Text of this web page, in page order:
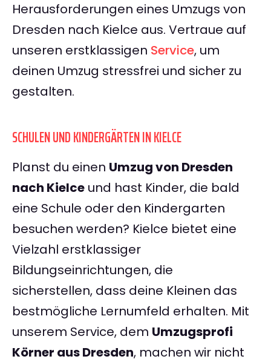
Herausforderungen eines Umzugs von
Dresden nach Kielce aus. Vertraue auf
unseren erstklassigen Service, um
deinen Umzug stressfrei und sicher zu
gestalten.
SCHULEN UND KINDERGÄRTEN IN KIELCE
Planst du einen Umzug von Dresden
nach Kielce und hast Kinder, die bald
eine Schule oder den Kindergarten
besuchen werden? Kielce bietet eine
Vielzahl erstklassiger
Bildungseinrichtungen, die
sicherstellen, dass deine Kleinen das
bestmögliche Lernumfeld erhalten. Mit
unserem Service, dem Umzugsprofi
Körner aus Dresden, machen wir nicht